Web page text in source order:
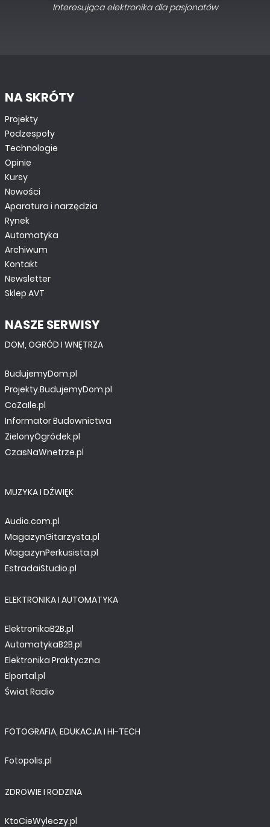
Interesująca elektronika dla pasjonatów
NA SKRÓTY
Projekty
Podzespoły
Technologie
Opinie
Kursy
Nowości
Aparatura i narzędzia
Rynek
Automatyka
Archiwum
Kontakt
Newsletter
Sklep AVT
NASZE SERWISY
DOM, OGRÓD I WNĘTRZA
BudujemyDom.pl
Projekty.BudujemyDom.pl
CoZaIle.pl
Informator Budownictwa
ZielonyOgródek.pl
CzasNaWnetrze.pl
MUZYKA I DŹWIĘK
Audio.com.pl
MagazynGitarzysta.pl
MagazynPerkusista.pl
EstradaiStudio.pl
ELEKTRONIKA I AUTOMATYKA
ElektronikaB2B.pl
AutomatykaB2B.pl
Elektronika Praktyczna
Elportal.pl
Świat Radio
FOTOGRAFIA, EDUKACJA I HI-TECH
Fotopolis.pl
ZDROWIE I RODZINA
KtoCieWyleczy.pl